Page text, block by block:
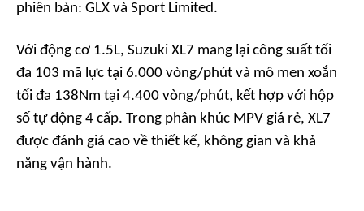
phiên bản: GLX và Sport Limited.
Với động cơ 1.5L, Suzuki XL7 mang lại công suất tối
đa 103 mã lực tại 6.000 vòng/phút và mô men xoắn
tối đa 138Nm tại 4.400 vòng/phút, kết hợp với hộp
số tự động 4 cấp. Trong phân khúc MPV giá rẻ, XL7
được đánh giá cao về thiết kế, không gian và khả
năng vận hành.